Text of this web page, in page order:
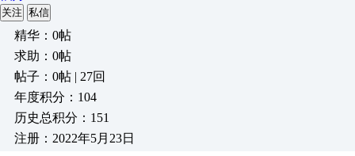
关注 私信
精华：0帖
求助：0帖
帖子：0帖 | 27回
年度积分：104
历史总积分：151
注册：2022年5月23日